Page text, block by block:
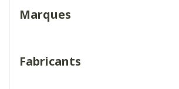
Marques
Fabricants